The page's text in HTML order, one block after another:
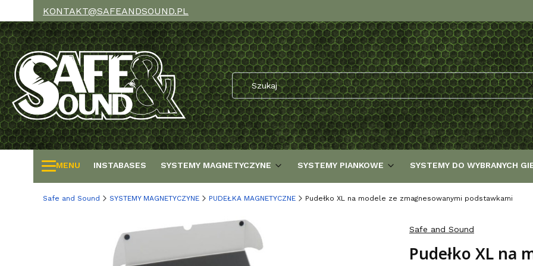
KONTAKT@SAFEANDSOUND.PL
MENU INSTABASES SYSTEMY MAGNETYCZYNE SYSTEMY PIANKOWE SYSTEMY DO WYBRANYCH
Safe and Sound SYSTEMY MAGNETYCZYNE PUDEŁKA MAGNETYCZNE Pudełko XL na modele ze zmagnesowanymi podstawkami
Safe and Sound
Pudełko XL na